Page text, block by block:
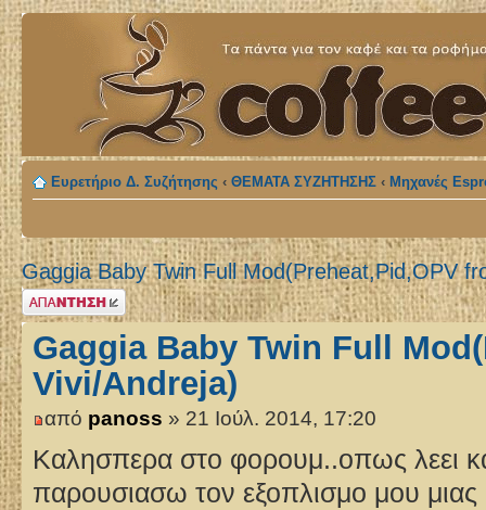
Ευρετήριο Δ. Συζήτησης ‹ ΘΕΜΑΤΑ ΣΥΖΗΤΗΣΗΣ ‹ Μηχανές
Gaggia Baby Twin Full Mod(Preheat,Pid,OPV
Δημιουργία
απάντησης
Gaggia Baby Twin Full
Vivi/Andreja)
από panoss » 21 Ιούλ. 2014, 17:20
Καλησπερα στο φορουμ..οπως λεει
παρουσιασω τον εξοπλισμο μου